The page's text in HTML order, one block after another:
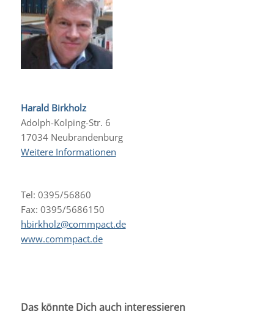
Harald Birkholz
Adolph-Kolping-Str. 6
17034 Neubrandenburg
Weitere Informationen
Tel: 0395/56860
Fax: 0395/5686150
hbirkholz@commpact.de
www.commpact.de
Das könnte Dich auch interessieren